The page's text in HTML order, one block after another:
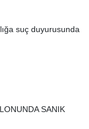
suç duyurusunda
SANIK